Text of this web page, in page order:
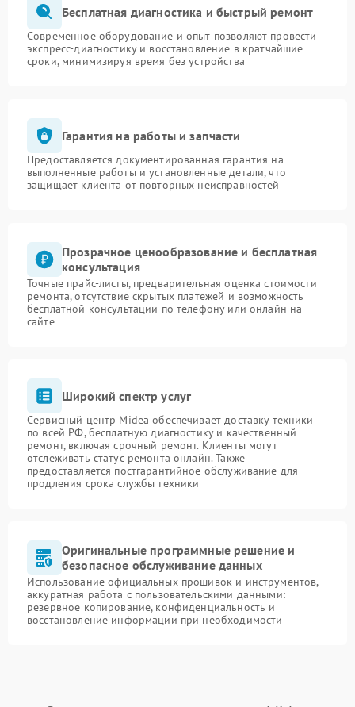
Бесплатная диагностика и быстрый ремонт
Современное оборудование и опыт позволяют провести
экспресс-диагностику и восстановление в кратчайшие
сроки, минимизируя время без устройства
Гарантия на работы и запчасти
Предоставляется документированная гарантия на
выполненные работы и установленные детали, что
защищает клиента от повторных неисправностей
Прозрачное ценообразование и бесплатная
консультация
Точные прайс-листы, предварительная оценка стоимости
ремонта, отсутствие скрытых платежей и возможность
бесплатной консультации по телефону или онлайн на
сайте
Широкий спектр услуг
Сервисный центр Midea обеспечивает доставку техники
по всей РФ, бесплатную диагностику и качественный
ремонт, включая срочный ремонт. Клиенты могут
отслеживать статус ремонта онлайн. Также
предоставляется постгарантийное обслуживание для
продления срока службы техники
Оригинальные программные решение и
безопасное обслуживание данных
Использование официальных прошивок и инструментов,
аккуратная работа с пользовательскими данными:
резервное копирование, конфиденциальность и
восстановление информации при необходимости